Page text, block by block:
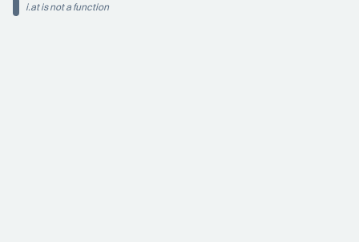
i.at is not a function